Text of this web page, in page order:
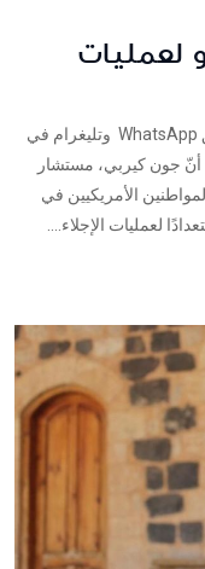
لعمليات
شييك: حنان العلي تداولت مجموعات على تطبيق WhatsApp وتليغرام في
2024 رسالة تزعم أنّ جون كيربي، مستشار
الأمريكيين في
لعمليات الإجلاء....